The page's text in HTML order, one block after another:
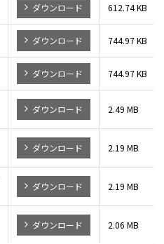
ダウンロード 612.74 KB
ダウンロード 744.97 KB
ダウンロード 744.97 KB
ダウンロード 2.49 MB
ダウンロード 2.19 MB
ダウンロード 2.19 MB
ダウンロード 2.06 MB